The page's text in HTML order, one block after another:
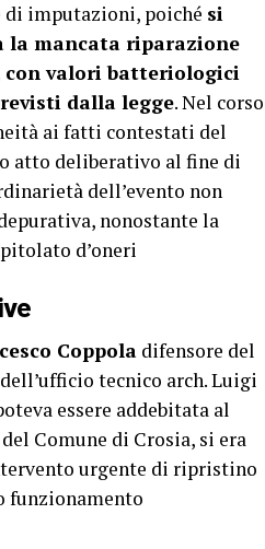
di imputazioni, poiché si
la mancata riparazione
valori batteriologici
dalla legge. Nel corso
ai fatti contestati del
atto deliberativo al fine di
dell’evento non
nonostante la
d’oneri
Coppola difensore del
tecnico arch. Luigi
essere addebitata al
Comune di Crosia, si era
urgente di ripristino
funzionamento